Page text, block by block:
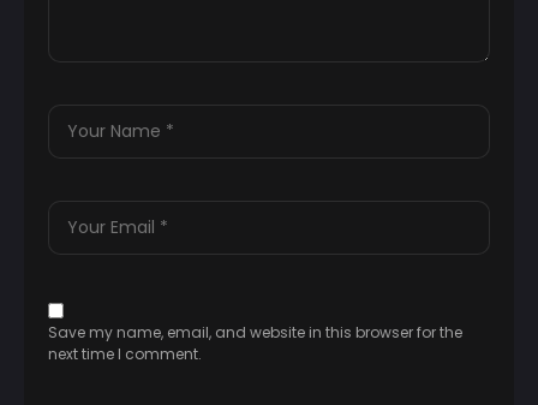
Save my name, email, and website in this browser for the
next time I comment.